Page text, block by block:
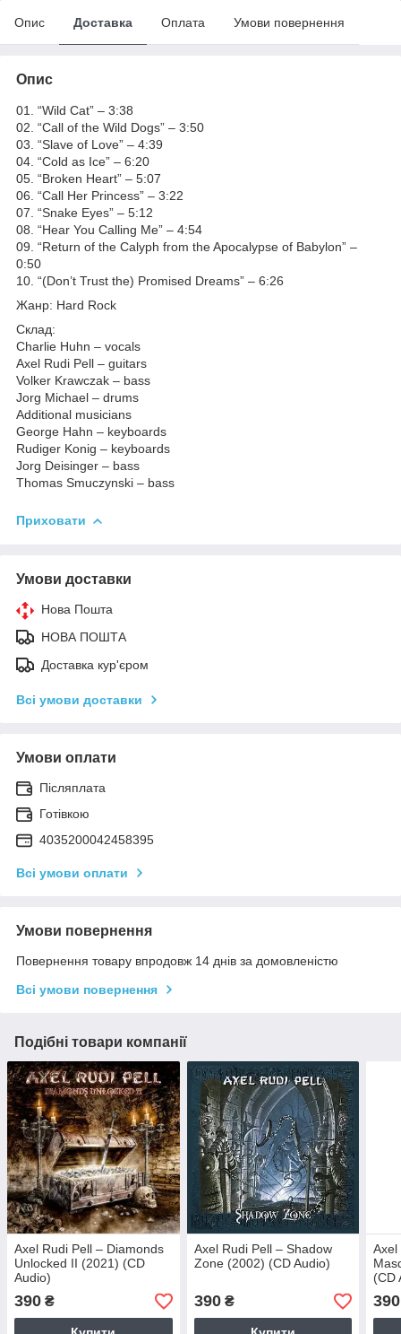
Опис Доставка Оплата Умови повернення
Опис
01. “Wild Cat” – 3:38
02. “Call of the Wild Dogs” – 3:50
03. “Slave of Love” – 4:39
04. “Cold as Ice” – 6:20
05. “Broken Heart” – 5:07
06. “Call Her Princess” – 3:22
07. “Snake Eyes” – 5:12
08. “Hear You Calling Me” – 4:54
09. “Return of the Calyph from the Apocalypse of Babylon” –
0:50
10. “(Don’t Trust the) Promised Dreams” – 6:26
Жанр: Hard Rock
Склад:
Charlie Huhn – vocals
Axel Rudi Pell – guitars
Volker Krawczak – bass
Jorg Michael – drums
Additional musicians
George Hahn – keyboards
Rudiger Konig – keyboards
Jorg Deisinger – bass
Thomas Smuczynski – bass
Приховати
Умови доставки
Нова Пошта
НОВА ПОШТА
Доставка кур'єром
Всі умови доставки
Умови оплати
Післяплата
Готівкою
4035200042458395
Всі умови оплати
Умови повернення
Повернення товару впродовж 14 днів за домовленістю
Всі умови повернення
Подібні товари компанії
Axel Rudi Pell – Diamonds
Unlocked II (2021) (CD
Audio)
390 ₴
Axel Rudi Pell – Shadow
Zone (2002) (CD Audio)
390₴
Axel
(CD
390